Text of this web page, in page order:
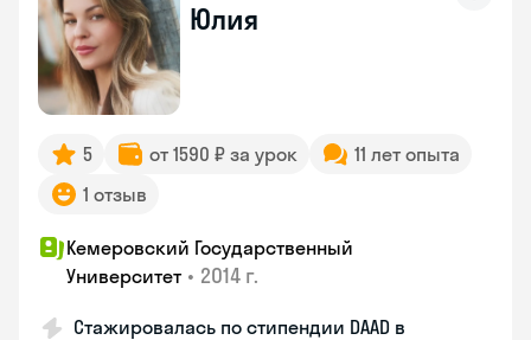
Юлия
5 от 1590 ₽ за урок
11 лет опыта
1 отзыв
Кемеровский Государственный
Университет • 2014 г.
Стажировалась по стипендии DAAD в